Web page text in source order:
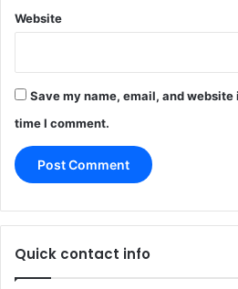
Website
Save my name, email, and
time I comment.
Quick contact info